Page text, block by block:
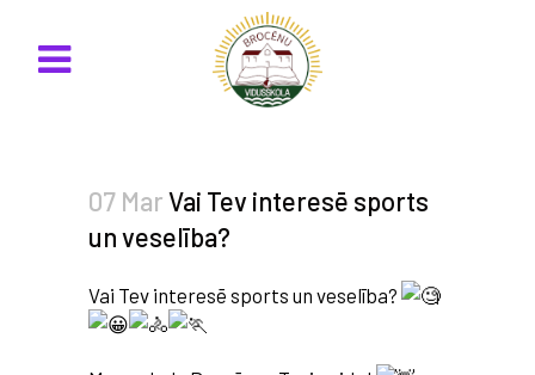
07 MarVai Tev interesē sports
un veselība?
Vai Tev interesē sports un veselība?